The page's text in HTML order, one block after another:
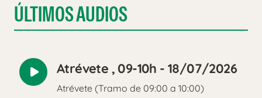
ÚLTIMOS AUDIOS
Reproducir
audio
Atrévete , 09-10h - 18/07/2026
Atrévete (Tramo de 09:00 a 10:00)